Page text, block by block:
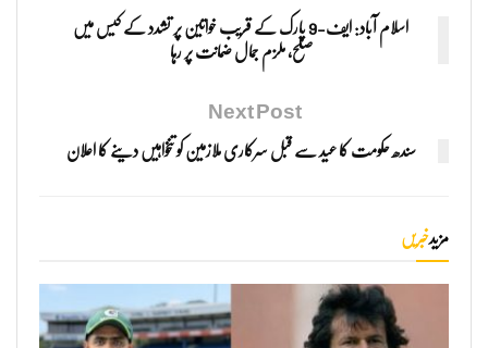
اسلام آباد: ایف-9 پارک کے قریب خواتین پر تشدد کے کیس میں
صلح، ملزم جمال ضمانت پر رہا
Next Post
سندھ حکومت کا عید سے قبل سرکاری ملازمین کو تنخواہیں دینے کا اعلان
مزیدخبریں